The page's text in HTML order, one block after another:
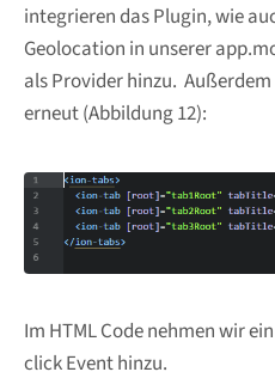
integrieren das Plugin, wie
Geolocation in unserer
als Provider hinzu.
erneut (Abbildung 12):
Im HTML Code nehmen wir
click Event hinzu.